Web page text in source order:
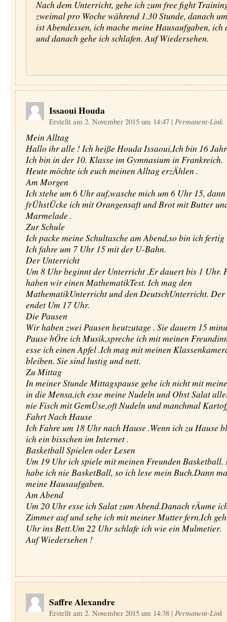
Nach dem Unterricht, gehe ich zum free fight
zweimal pro Woche während 1.30 Stunde, danach
ist Abendessen, ich mache meine Hausaufgaben, ich
und danach gehe ich schlafen. Auf Wiedersehen.
Issaoui Houda
Erstellt am 2. November 2015 um 14:47 | Permanent-Link
Mein Alltag
Hallo ihr alle ! Ich heiße Houda Issaoui,Ich bin 16
Ich bin in der 10. Klasse im Gymnasium in Frankreich.
Heute möchte ich euch meinen Alltag erzÄhlen .
Am Morgen
Ich stehe um 6 Uhr auf,wasche mich um 6 Uhr 15, dann
frÜhstÜcke ich mit Orangensaft und Brot mit Butter
Marmelade .
Zur Schule
Ich packe meine Schultasche am Abend,so bin ich
Ich fahre um 7 Uhr 15 mit der U-Bahn.
Der Unterricht
Um 8 Uhr beginnt der Unterricht .Er dauert bis 1 Uhr.
haben wir einen MathematikTest. Ich mag den
MathematikUnterricht und den DeutschUnterricht.
endet Um 17 Uhr.
Die Pausen
Wir haben zwei Pausen heutzutage . Sie dauern 15
Pause hÖre ich Musik,spreche ich mit meinen
esse ich einen Apfel .Ich mag mit meinen
bleiben. Sie sind lustig und nett.
Zu Mittag
In meiner Stunde Mittagspause gehe ich nicht mit
in die Mensa,ich esse meine Nudeln und Obst Salat
nie Fisch mit GemÜse,oft Nudeln und manchmal
Fahrt Nach Hause
Ich Fahre um 18 Uhr nach Hause .Wenn ich zu Hause
ich ein bisschen im Internet .
Basketball Spielen oder Lesen
Um 19 Uhr ich spiele mit meinen Freunden Basketball.
habe ich nie BasketBall, so ich lese mein Buch.Dann
meine Hausaufgaben.
Am Abend
Um 20 Uhr esse ich Salat zum Abend.Danach rÄume
Zimmer auf und sehe ich mit meiner Mutter fern.Ich
Uhr ins Bett.Um 22 Uhr schlafe ich wie ein Mulmetier.
Auf Wiedersehen !
Saffre Alexandre
Erstellt am 2. November 2015 um 14:38 | Permanent-Link